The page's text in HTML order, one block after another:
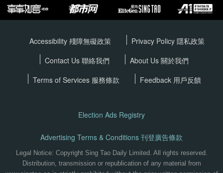
Accessibility 殘障無礙政策 Privacy Policy 隱私政策
Contact Us 聯絡我們
About Us 關於我們
Terms of Services 服務條款 Feedback 用戶反饋
Election Ads Registry
Advertising Terms & Conditions 刊登廣告條款
Legal Notice: Copyright Sing Tao Daily Limited. All rights reserved.
Distribution, transmission or republication of any material from